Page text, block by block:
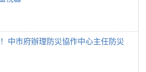
中市府辦理防災協作中心主任防災